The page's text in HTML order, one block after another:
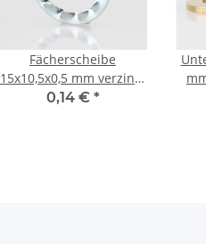
Fächerscheibe
15x10,5x0,5 mm verzinkt
(für M10 Gewinderohr)
0,14 € *